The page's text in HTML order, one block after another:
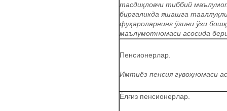
тасдиқловчи тиббий
биргаликда яшашга
фуқароларнинг ўзини ўзи
маълумотномаси асосида
Пенсионерлар.
Имтиёз пенсия гувоҳномаси
Ёлғиз пенсионерлар.